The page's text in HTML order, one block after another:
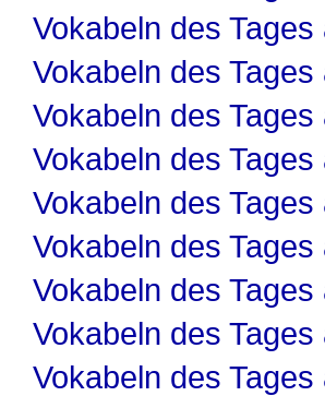
Vokabeln des Tages
Vokabeln des
Vokabeln des
Vokabeln des
Vokabeln des Tages
Vokabeln des
Vokabeln des
Vokabeln des
Vokabeln des